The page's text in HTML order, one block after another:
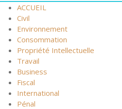
ACCUEIL
Civil
Environnement
Consommation
Propriété Intellectuelle
Travail
Business
Fiscal
International
Pénal